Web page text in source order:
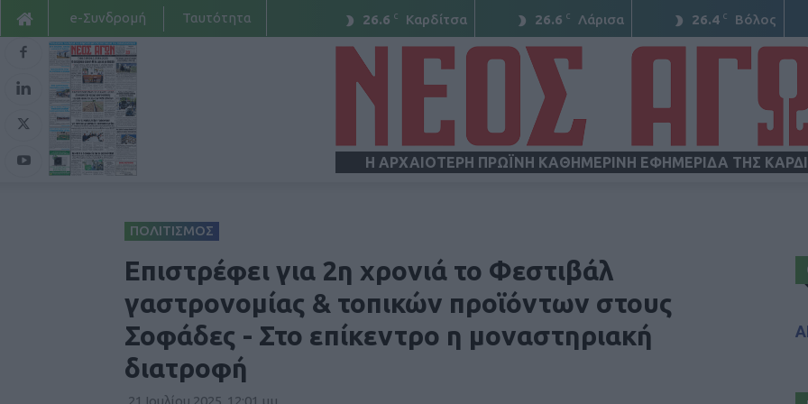
26.6 C Καρδίτσα 26.6 C Λάρισα 26.4 C Βόλος
e-Συνδρομή Ταυτότητα
Η ΑΡΧΑΙΟΤΕΡΗ ΠΡΩΪΝΗ ΚΑΘΗΜΕΡΙΝΗ ΕΦΗΜΕΡΙΔΑ ΤΗΣ
ΑΓΩΝ
ΠΟΛΙΤΙΣΜΟΣ
Επιστρέφει για 2η χρονιά το Φεστιβάλ
γαστρονομίας & τοπικών προϊόντων στους
Σοφάδες - Στο επίκεντρο η μοναστηριακή
διατροφή
21 Ιουλίου 2025, 12:01 μμ